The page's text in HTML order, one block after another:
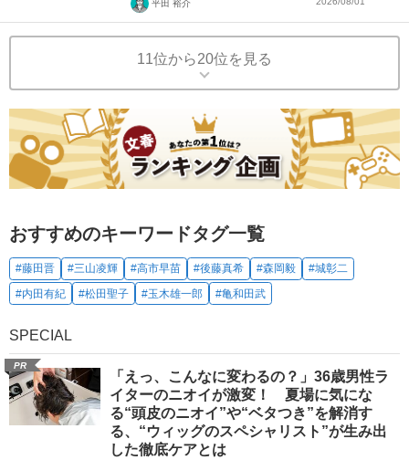
平田 裕介
11位から20位を見る
おすすめのキーワードタグ一覧
#藤田晋 #三山凌輝 #高市早苗 #後藤真希 #森岡毅
#城彰二
#内田有紀
#松田聖子 #玉木雄一郎 #亀和田武
SPECIAL
PR
「えっ、こんなに変わるの？」36歳男性ラ
イターのニオイが激変！ 夏場に気にな
る“頭皮のニオイ”や“ベタつき”を解消す
る、“ウィッグのスペシャリスト”が生み出
した徹底ケアとは